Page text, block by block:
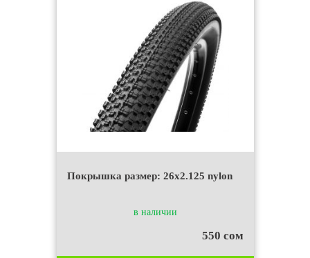
Покрышка размер: 26x2.125 nylon
в наличии
550 сом